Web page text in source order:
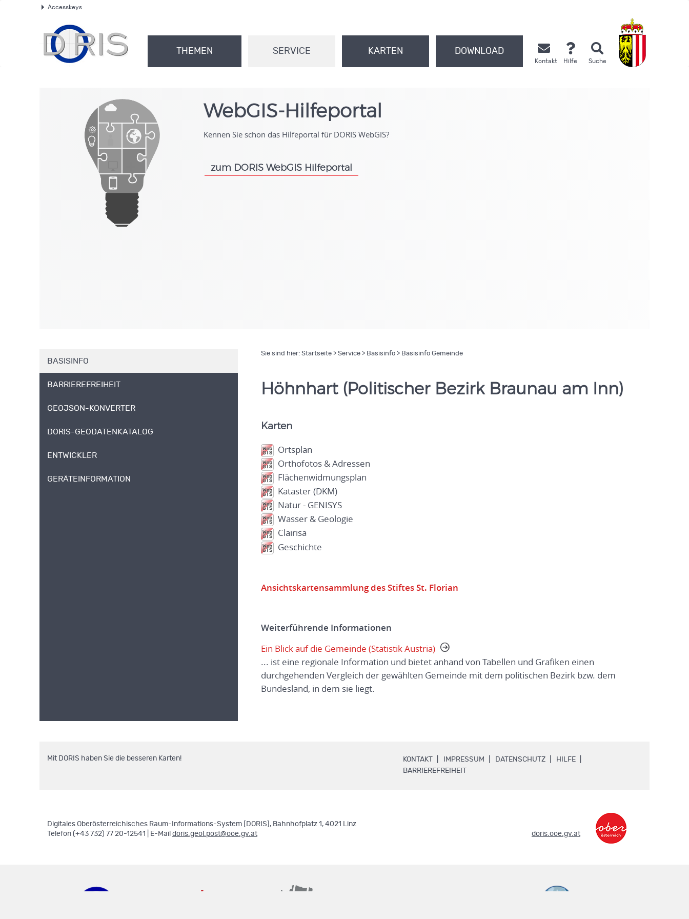
Accesskeys
THEMEN SERVICE KARTEN DOWNLOAD
Kontakt Hilfe Suche
WebGIS-Hilfeportal
Kennen Sie schon das Hilfeportal für DORIS WebGIS?
zum DORIS WebGIS Hilfeportal
BASISINFO
BARRIEREFREIHEIT
GEOJSON-KONVERTER
DORIS-GEODATENKATALOG
ENTWICKLER
GERÄTEINFORMATION
Sie sind hier: Startseite> Service> Basisinfo> Basisinfo Gemeinde
Höhnhart (Politischer Bezirk Braunau am Inn)
Karten
Ortsplan
Orthofotos & Adressen
Flächenwidmungsplan
Kataster (DKM)
Natur - GENISYS
Wasser & Geologie
Clairisa
Geschichte
Ansichtskartensammlung des Stiftes St. Florian
Weiterführende Informationen
Ein Blick auf die Gemeinde (Statistik Austria)
... ist eine regionale Information und bietet anhand von Tabellen und Grafiken einen
durchgehenden Vergleich der gewählten Gemeinde mit dem politischen Bezirk bzw. dem
Bundesland, in dem sie liegt.
KONTAKT IMPRESSUM DATENSCHUTZ HILFE
BARRIEREFREIHEIT.
Mit DORIS haben Sie die besseren Karten!
Digitales Oberösterreichisches Raum-Informations-System [DORIS], Bahnhofplatz 1, 4021 Linz
Telefon (+43 732) 77 20-12541 | E-Mail doris.geol.post@ooe.gv.at doris.ooe.gv.at.